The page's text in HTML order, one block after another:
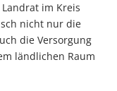
im Kreis
nicht nur die
die Versorgung
ländlichen Raum